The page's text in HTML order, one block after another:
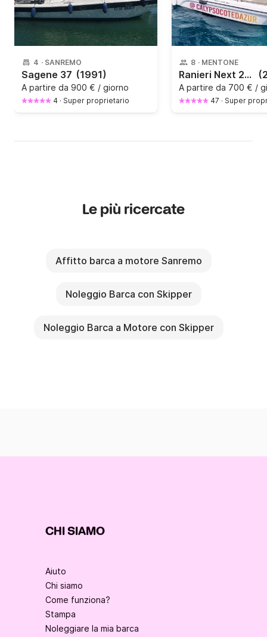
4 · SANREMO
Sagene 37 (1991)
A partire da 900 € / giorno
4 · Super proprietario
8 · MENTONE
Ranieri Next 240 sh
A partire da 700 € /
47 · Super
Le più ricercate
Affitto barca a motore Sanremo
Noleggio Barca con Skipper
Noleggio Barca a Motore con Skipper
CHI SIAMO
Aiuto
Chi siamo
Come funziona?
Stampa
Noleggiare la mia barca